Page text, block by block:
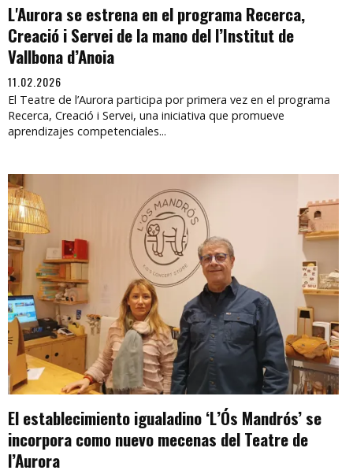
L'Aurora se estrena en el programa Recerca,
Creació i Servei de la mano del l’Institut de
Vallbona d’Anoia
11.02.2026
El Teatre de l’Aurora participa por primera vez en el programa
Recerca, Creació i Servei, una iniciativa que promueve
aprendizajes competenciales...
El establecimiento igualadino ‘L’Ós Mandrós’ se
incorpora como nuevo mecenas del Teatre de
l’Aurora